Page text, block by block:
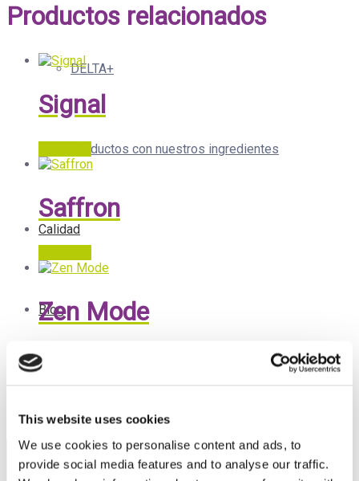
This website uses cookies
We use cookies to personalise content and ads, to
provide social media features and to analyse our traffic.
DELTA+
Productos con nuestros ingredientes
Calidad
Blog
Sala de prensa Corporativo
Productos relacionados
Signal
Saffron
Zen Mode
Leer más